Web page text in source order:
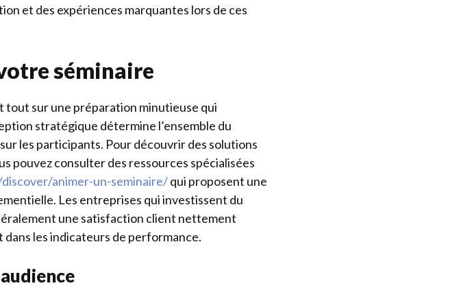
et des expériences marquantes lors de ces
séminaire
tout sur une préparation minutieuse qui
stratégique détermine l’ensemble du
les participants. Pour découvrir des solutions
pouvez consulter des ressources spécialisées
animer-un-seminaire/qui proposent une
Les entreprises qui investissent du
une satisfaction client nettement
les indicateurs de performance.